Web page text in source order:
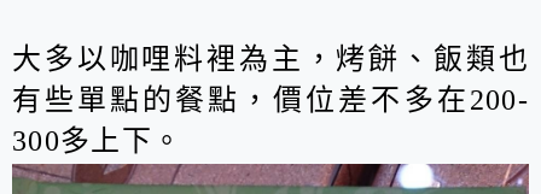
大多以咖哩料裡為主，烤餅、飯類也
有些單點的餐點，價位差不多在200-
300多上下。